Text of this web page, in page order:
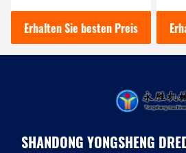
Erhalten Sie besten Preis
SHANDONG YONGSHENG